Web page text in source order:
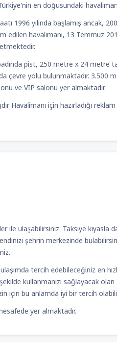
Kalkışİzmir, İzmir Adnan
en doğusundaki
1996 yılında başlamış ancak,
edilen havalimanı, 13 Temmuz
pist, 250 metre x 24
çevre yolu bulunmaktadır. 3.500
ve VIP salonu yer almaktadır.
Havalimanı için hazırladığı
ile ulaşabilirsiniz. Taksiye
şehrin merkezinde
tercih edebileceğiniz en
kullanmanızı sağlayacak
için bu anlamda iyi bir tercih
yer almaktadır.